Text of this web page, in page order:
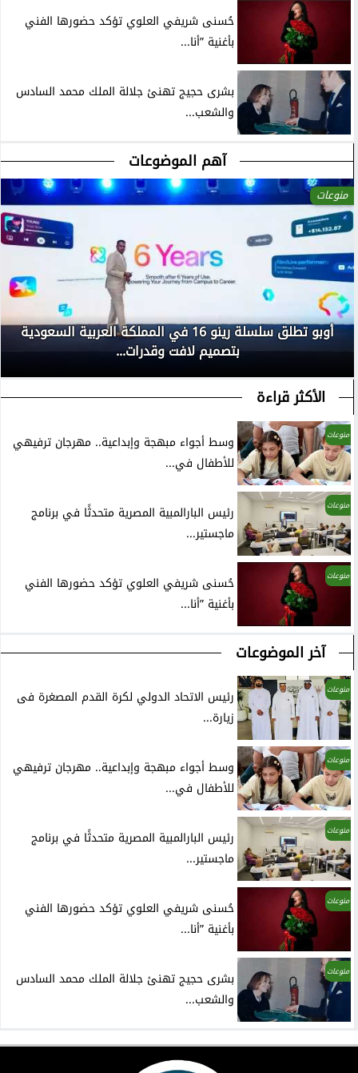
حُسنى شريفي العلوي تؤكد حضورها الفني
بأغنية ”أنا...
بشرى حجيج تهنئ جلالة الملك محمد السادس
والشعب...
آهم الموضوعات
منوعات
أوبو تطلق سلسلة رينو 16 في المملكة العربية السعودية
بتصميم لافت وقدرات...
الأكثر قراءة
منوعات
وسط أجواء مبهجة وإبداعية.. مهرجان ترفيهي
للأطفال في...
منوعات
رئيس البارالمبية المصرية متحدثًا في برنامج
ماجستير...
منوعات
حُسنى شريفي العلوي تؤكد حضورها الفني
بأغنية ”أنا...
آخر الموضوعات
منوعات
رئيس الاتحاد الدولي لكرة القدم المصغرة فى
زيارة...
منوعات
وسط أجواء مبهجة وإبداعية.. مهرجان ترفيهي
للأطفال في...
منوعات
رئيس البارالمبية المصرية متحدثًا في برنامج
ماجستير...
منوعات
حُسنى شريفي العلوي تؤكد حضورها الفني
بأغنية ”أنا...
منوعات
بشرى حجيج تهنئ جلالة الملك محمد السادس
والشعب...